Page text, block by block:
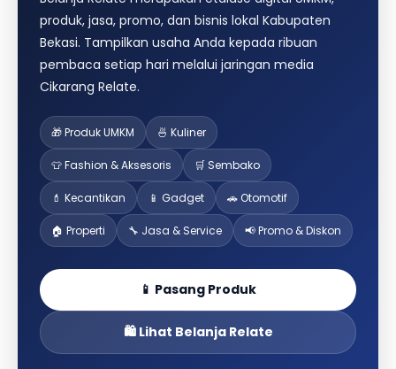
produk, jasa, promo, dan bisnis lokal Kabupaten
Bekasi. Tampilkan usaha Anda kepada ribuan
pembaca setiap hari melalui jaringan media
Cikarang Relate.
🎁 Produk UMKM 🍜 Kuliner
👕 Fashion & Aksesoris 🛒 Sembako
💄 Kecantikan 📱 Gadget 🚗 Otomotif
🏠 Properti 🔧 Jasa & Service 📢 Promo & Diskon
📱 Pasang Produk
🛍️ Lihat Belanja Relate